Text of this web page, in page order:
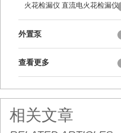
DJ-6-A型
火花检漏仪 直流电火花检漏仪
DJ-6-A型
外置泵
查看更多
相关文章